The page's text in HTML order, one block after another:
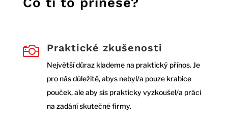
 Praktické zkušenosti
Největší důraz klademe na praktický přínos. Je
pro nás důležité, abys nebyl/a pouze krabice
pouček, ale aby sis prakticky vyzkoušel/a práci
na zadání skutečné firmy.